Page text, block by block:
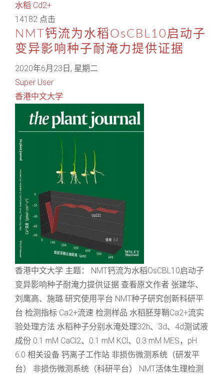
水稻 Cd2+
14182 点击
NMT钙流为水稻OsCBL10启动子
变异影响种子耐淹力提供证据
2020年6月23日, 星期二
Super User
香港中文大学
香港中文大学 主题： NMT钙流为水稻OsCBL10启动子
变异影响种子耐淹力提供证据 查看原文作者 张建华、
刘鹰高、施璐 研究使用平台 NMT种子研究创新科研平
台 检测指标 Ca2+流速 检测样品 水稻胚芽鞘Ca2+流实
验处理方法 水稻种子分别水淹处理32h、3d、4d测试液
成份 0.1 mM CaCl2、0.1 mM KCl、0.3 mM MES，pH
6.0 相关设备 钙离子工作站 非损伤微测系统（研发平
台） 非损伤微测系统（科研平台） NMT活体生理检测